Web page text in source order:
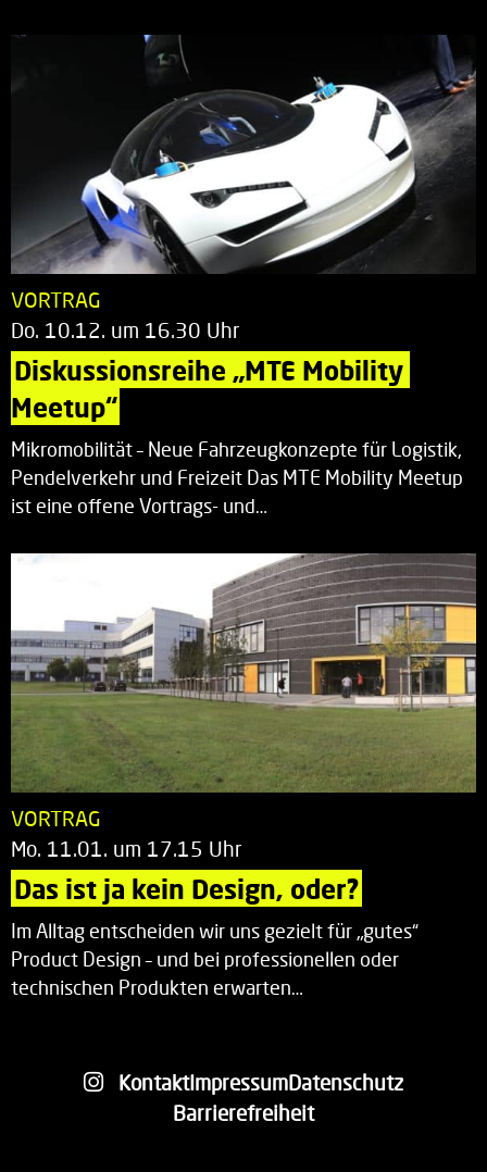
VORTRAG
Do. 10.12. um 16.30 Uhr
Diskussionsreihe „MTE Mobility
Meetup“
Mikromobilität – Neue Fahrzeugkonzepte für Logistik,
Pendelverkehr und Freizeit Das MTE Mobility Meetup
ist eine offene Vortrags- und…
VORTRAG
Mo. 11.01. um 17.15 Uhr
Das ist ja kein Design, oder?
Im Alltag entscheiden wir uns gezielt für „gutes“
Product Design – und bei professionellen oder
technischen Produkten erwarten…
KontaktImpressumDatenschutz
Barrierefreiheit